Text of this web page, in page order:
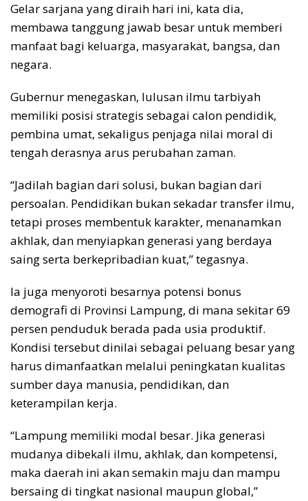
Gelar sarjana yang diraih hari ini, kata dia,
membawa tanggung jawab besar untuk memberi
manfaat bagi keluarga, masyarakat, bangsa, dan
negara.
Gubernur menegaskan, lulusan ilmu tarbiyah
memiliki posisi strategis sebagai calon pendidik,
pembina umat, sekaligus penjaga nilai moral di
tengah derasnya arus perubahan zaman.
“Jadilah bagian dari solusi, bukan bagian dari
persoalan. Pendidikan bukan sekadar transfer ilmu,
tetapi proses membentuk karakter, menanamkan
akhlak, dan menyiapkan generasi yang berdaya
saing serta berkepribadian kuat,” tegasnya.
Ia juga menyoroti besarnya potensi bonus
demografi di Provinsi Lampung, di mana sekitar 69
persen penduduk berada pada usia produktif.
Kondisi tersebut dinilai sebagai peluang besar yang
harus dimanfaatkan melalui peningkatan kualitas
sumber daya manusia, pendidikan, dan
keterampilan kerja.
“Lampung memiliki modal besar. Jika generasi
mudanya dibekali ilmu, akhlak, dan kompetensi,
maka daerah ini akan semakin maju dan mampu
bersaing di tingkat nasional maupun global,”